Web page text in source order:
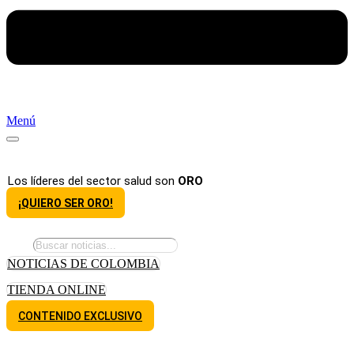
Menú
Los líderes del sector salud son ORO
¡QUIERO SER ORO!
NOTICIAS DE COLOMBIA
TIENDA ONLINE
CONTENIDO EXCLUSIVO